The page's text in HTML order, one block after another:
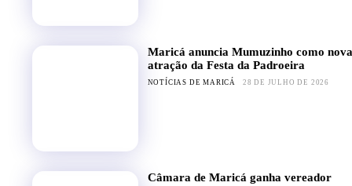
Maricá anuncia Mumuzinho como nova
atração da Festa da Padroeira
NOTÍCIAS DE MARICÁ 28 DE JULHO DE 2026
Câmara de Maricá ganha vereador